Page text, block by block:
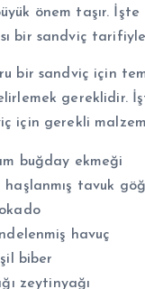
önem taşır.
bir sandviç tarifiyle
bir sandviç için
gereklidir.
için gerekli
buğday ekmeği
haşlanmış tavuk
havuç
biber
zeytinyağı